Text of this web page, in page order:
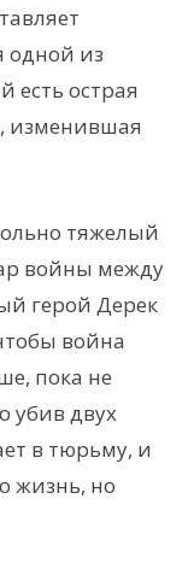
одной из
острая
изменившая
тяжелый
войны между
герой Дерек
война
пока не
убив двух
в тюрьму, и
жизнь, но